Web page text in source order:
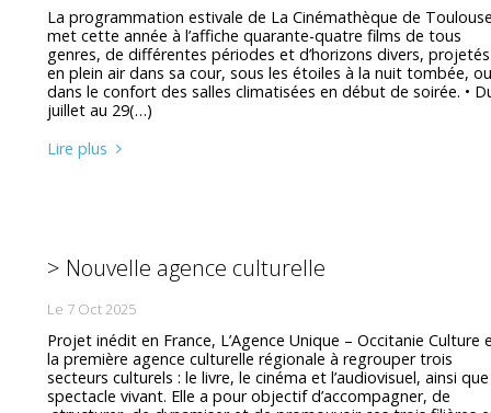
La programmation estivale de La Cinémathèque de
met cette année à l’affiche quarante-quatre films de tous
genres, de différentes périodes et d’horizons divers, projetés
en plein air dans sa cour, sous les étoiles à la nuit tombée,
dans le confort des salles climatisées en début de soirée. •
juillet au 29(…)
Lire plus
> Nouvelle agence culturelle
Le 7 Oct 2025
Projet inédit en France, L’Agence Unique – Occitanie Culture
la première agence culturelle régionale à regrouper trois
secteurs culturels : le livre, le cinéma et l’audiovisuel, ainsi
spectacle vivant. Elle a pour objectif d’accompagner, de